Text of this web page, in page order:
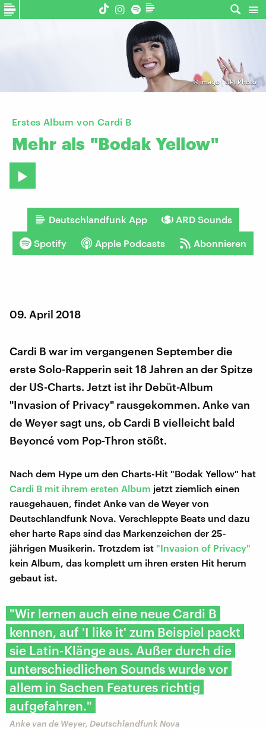
©imago | UPI Photo
Erstes Album von Cardi B
Mehr als "Bodak Yellow"
Deutschlandfunk App ARD Sounds
Spotify Apple Podcasts Abonnieren
09. April 2018
Cardi B war im vergangenen September die
erste Solo-Rapperin seit 18 Jahren an der Spitze
der US-Charts. Jetzt ist ihr Debüt-Album
"Invasion of Privacy" rausgekommen. Anke van
de Weyer sagt uns, ob Cardi B vielleicht bald
Beyoncé vom Pop-Thron stößt.
Nach dem Hype um den Charts-Hit "Bodak Yellow" hat
Cardi B mit ihrem ersten Album jetzt ziemlich einen
rausgehauen, findet Anke van de Weyer von
Deutschlandfunk Nova. Verschleppte Beats und dazu
eher harte Raps sind das Markenzeichen der 25-
jährigen Musikerin. Trotzdem ist "Invasion of Privacy"
kein Album, das komplett um ihren ersten Hit herum
gebaut ist.
"Wir lernen auch eine neue Cardi B
kennen, auf 'I like it' zum Beispiel packt
sie Latin-Klänge aus. Außer durch die
unterschiedlichen Sounds wurde vor
allem in Sachen Features richtig
aufgefahren."
Anke van de Weyer, Deutschlandfunk Nova